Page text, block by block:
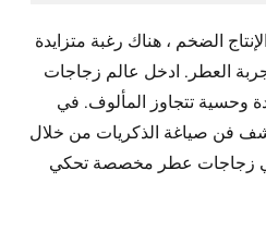
الضخم ، هناك رغبة متزايدة
العطر. ادخل عالم زجاجات
وحسية تتجاوز المألوف. في
فن صياغة الذكريات من خلال
زجاجات عطر مخصصة تحكي